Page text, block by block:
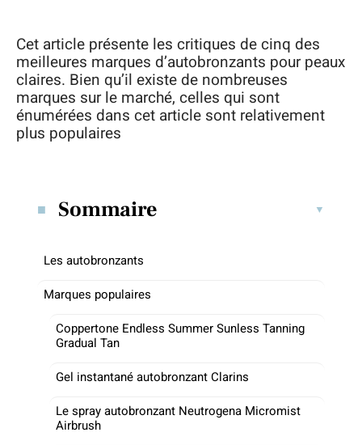
Cet article présente les critiques de cinq des
meilleures marques d’autobronzants pour peaux
claires. Bien qu’il existe de nombreuses
marques sur le marché, celles qui sont
énumérées dans cet article sont relativement
plus populaires
Sommaire
Les autobronzants
Marques populaires
Coppertone Endless Summer Sunless Tanning
Gradual Tan
Gel instantané autobronzant Clarins
Le spray autobronzant Neutrogena Micromist
Airbrush